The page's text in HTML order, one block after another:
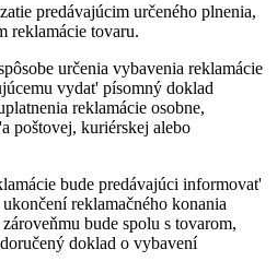
predávajúcim určeného plnenia,
reklamácie tovaru.
určenia vybavenia reklamácie
vydat' písomný doklad
reklamácie osobne,
poštovej, kuriérskej alebo
bude predávajúci informovat'
reklamačného konania
bude spolu s tovarom,
doklad o vybavení